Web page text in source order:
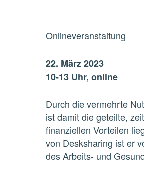
Onlineveranstaltung
22. März 2023
10-13 Uhr, online
Durch die vermehrte
ist damit die geteilte,
finanziellen Vorteilen
von Desksharing ist er
des Arbeits- und